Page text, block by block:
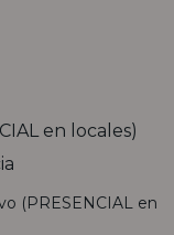
en locales)
(PRESENCIAL en